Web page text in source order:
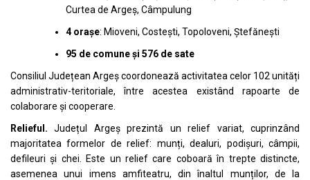
Curtea de Argeș, Câmpulung
4 orașe: Mioveni, Costești, Topoloveni, Ștefănești
95 de comune și 576 de sate
Consiliul Județean Argeș coordonează activitatea celor 102 unități
administrativ-teritoriale, între acestea existând rapoarte de
colaborare și cooperare.
Relieful.Județul Argeș prezintă un relief variat, cuprinzând
majoritatea formelor de relief: munți, dealuri, podișuri, câmpii,
defileuri și chei. Este un relief care coboară în trepte distincte,
asemenea unui imens amfiteatru, din înaltul munților, de la